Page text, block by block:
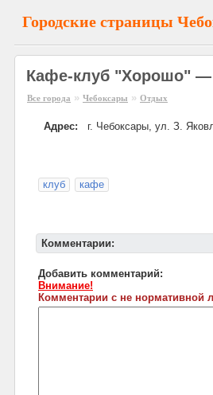
Городские страницы
Кафе-клуб "Хорошо" —
Все города » Чебоксары » Отдых
Адрес: г. Чебоксары, ул. З.
клуб кафе
Комментарии:
Добавить комментарий:
Внимание!
Комментарии с не нормативной